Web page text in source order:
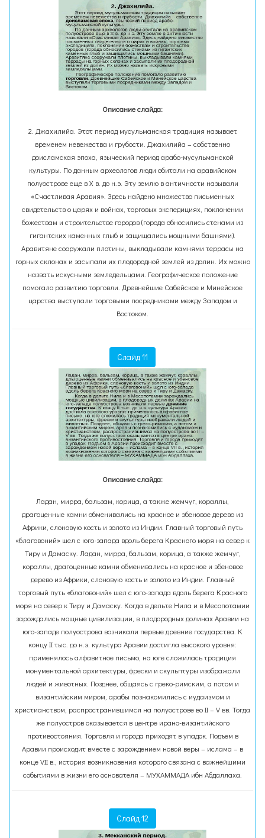
Описание слайда:
2. Джахилийа. Этот период мусульманская традиция называет
временем невежества и грубости. Джахилийа – собственно
доисламская эпоха, языческий период арабо-мусульманской
культуры. По данным археологов люди обитали на аравийском
полуострове еще в X в. до н.э. Эту землю в античности называли
«Счастливая Аравия». Здесь найдено множество письменных
свидетельств о царях и войнах, торговых экспедициях, поклонении
божествам и строительстве городов (города обносились стенами из
гигантских каменных глыб и защищались мощными башнями).
Аравитяне сооружали плотины, выкладывали камнями террасы на
горных склонах и засыпали их плодородной землей из долин. Их можно
назвать искусными земледельцами. Географическое положение
помогало развитию торговли. Древнейшие Сабейское и Минейское
царства выступали торговыми посредниками между Западом и
Востоком.
Слайд 11
Описание слайда:
Ладан, мирра, бальзам, корица, а также жемчуг, кораллы,
драгоценные камни обменивались на красное и эбеновое дерево из
Африки, слоновую кость и золото из Индии. Главный торговый путь
«благовоний» шел с юго-запада вдоль берега Красного моря на север к
Тиру и Дамаску. Ладан, мирра, бальзам, корица, а также жемчуг,
кораллы, драгоценные камни обменивались на красное и эбеновое
дерево из Африки, слоновую кость и золото из Индии. Главный
торговый путь «благовоний» шел с юго-запада вдоль берега Красного
моря на север к Тиру и Дамаску. Когда в дельте Нила и в Месопотамии
зарождались мощные цивилизации, в плодородных долинах Аравии на
юго-западе полуострова возникали первые древние государства. К
концу II тыс. до н.э. культура Аравии достигла высокого уровня:
применялось алфавитное письмо, на юге сложилась традиция
монументальной архитектуры, фрески и скульптуры изображали
людей и животных. Позднее, общаясь с греко-римским, а потом и
византийским миром, арабы познакомились с иудаизмом и
христианством, распространившимся на полуострове во II – V вв. Тогда
же полуостров оказывается в центре ирано-византийского
противостояния. Торговля и города приходят в упадок. Подъем в
Аравии происходит вместе с зарождением новой веры – ислама – в
конце VII в., история возникновения которого связана с важнейшими
событиями в жизни его основателя – МУХАММАДА ибн Абдаллаха.
Слайд 12